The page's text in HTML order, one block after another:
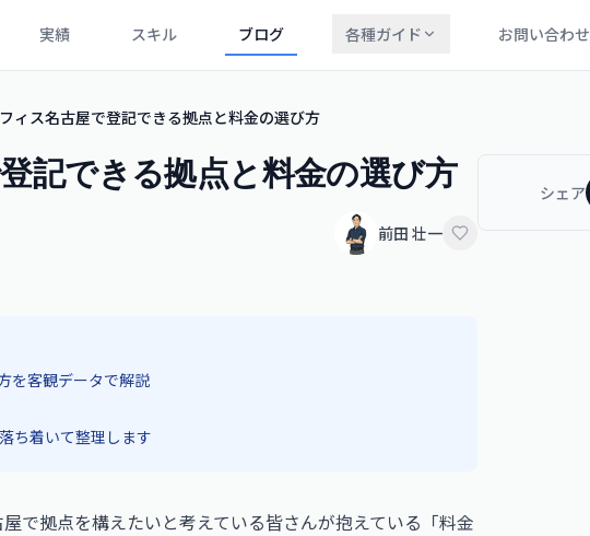
実績 スキル ブログ 各種ガイド お問い合わせ
ィス名古屋で登記できる拠点と料金の選び方
記できる拠点と料金の選び方
前田 壮一
を客観データで解説
ち着いて整理します
で拠点を構えたいと考えている皆さんが抱えている「料金
シェア